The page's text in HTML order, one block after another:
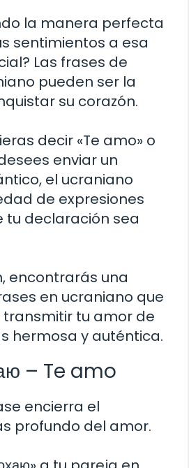
la manera perfecta
sentimientos a esa
Las frases de
pueden ser la
su corazón.
decir «Te amo» o
enviar un
el ucraniano
de expresiones
tu declaración sea
encontrarás una
en ucraniano que
tu amor de
hermosa y auténtica.
– Te amo
encierra el
profundo del amor.